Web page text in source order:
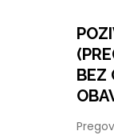
BEZ